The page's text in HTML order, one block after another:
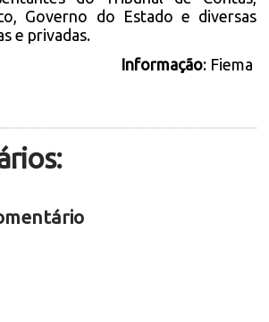
Governo do Estado e diversas
e privadas.
Informação: Fiema